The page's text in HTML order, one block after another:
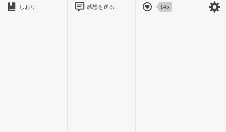
しおり 感想を送る 145
昨日の今日じゃいくら寝たって、さすがに忘れられない。